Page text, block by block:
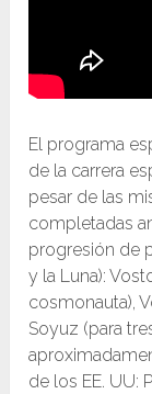
El programa
de la carrera
pesar de las
completadas
progresión de
y la Luna):
cosmonauta),
Soyuz (para
de los EE. UU: